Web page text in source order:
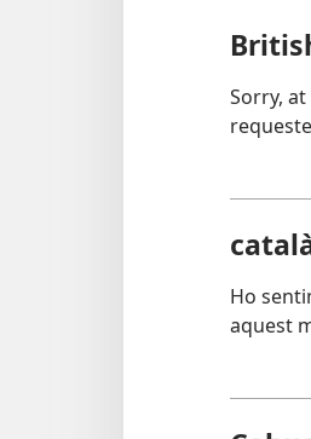
Sorry,
Ho
aquest